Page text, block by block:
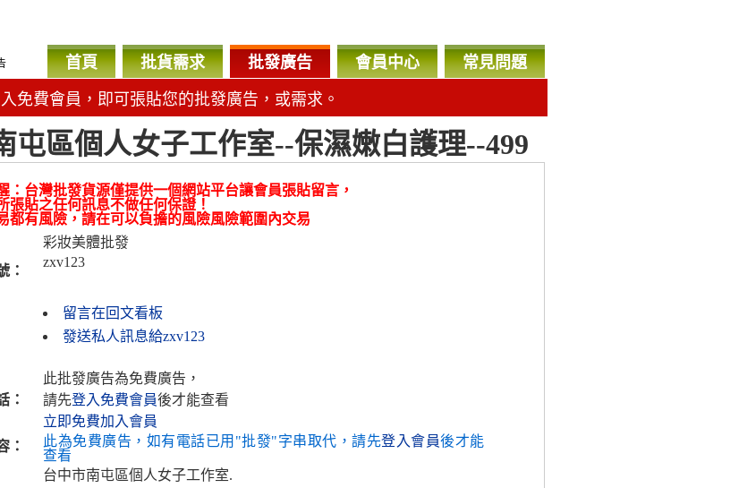
首頁 批貨需求 批發廣告 會員中心 常見問題
免費會員，即可張貼您的批發廣告，或需求。
屯區個人女子工作室--保濕嫩白護理--499
：台灣批發貨源僅提供一個網站平台讓會員張貼留言，
張貼之任何訊息不做任何保證！
都有風險，請在可以負擔的風險風險範圍內交易
彩妝美體批發
：
zxv123
留言在回文看板
發送私人訊息給zxv123
：
此批發廣告為免費廣告，
請先登入免費會員後才能查看
立即免費加入會員
：
此為免費廣告，如有電話已用"批發"字串取代，請先登入會員後才能
查看
台中市南屯區個人女子工作室.